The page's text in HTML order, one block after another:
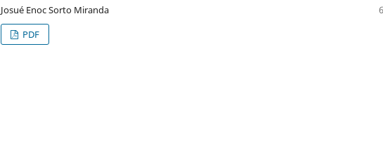
Josué Enoc Sorto Miranda
PDF